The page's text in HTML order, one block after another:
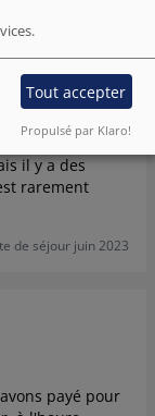
fait
après une
dans des draps
mais aussi très
n'était pas à la
nous a
à ce sujet.
il y a des
rarement
de séjour juin 2023
payé pour
Tout accepter
Propulsé par Klaro!